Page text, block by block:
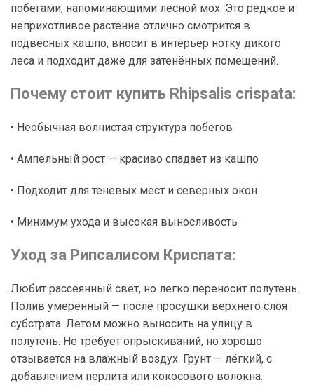
побегами, напоминающими лесной мох. Это редкое и
неприхотливое растение отлично смотрится в
подвесных кашпо, вносит в интерьер нотку дикого
леса и подходит даже для затенённых помещений.
Почему стоит купить Rhipsalis crispata:
• Необычная волнистая структура побегов
• Ампельный рост — красиво спадает из кашпо
• Подходит для теневых мест и северных окон
• Минимум ухода и высокая выносливость
Уход за Рипсалисом Криспата:
Любит рассеянный свет, но легко переносит полутень.
Полив умеренный — после просушки верхнего слоя
субстрата. Летом можно выносить на улицу в
полутень. Не требует опрыскиваний, но хорошо
отзывается на влажный воздух. Грунт — лёгкий, с
добавлением перлита или кокосового волокна.